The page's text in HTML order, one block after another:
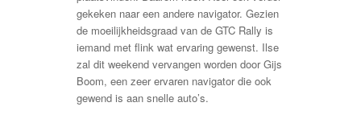
gekeken naar een andere navigator. Gezien
de moeilijkheidsgraad van de GTC Rally is
iemand met flink wat ervaring gewenst. Ilse
zal dit weekend vervangen worden door Gijs
Boom, een zeer ervaren navigator die ook
gewend is aan snelle auto’s.